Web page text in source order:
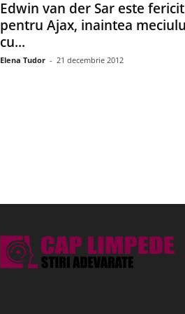
Edwin van der Sar este fericit
pentru Ajax, inaintea
cu...
Elena Tudor - 21 decembrie 2012